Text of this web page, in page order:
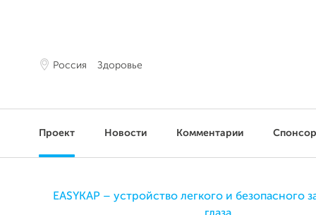
Россия Здоровье
Проект Новости Комментарии
EASYKAP – устройство легкого и безопасного